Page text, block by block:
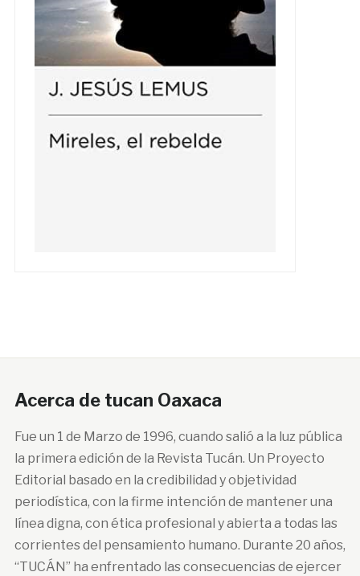
Acerca de tucan Oaxaca
Fue un 1 de Marzo de 1996, cuando salió a la luz pública
la primera edición de la Revista Tucán. Un Proyecto
Editorial basado en la credibilidad y objetividad
periodística, con la firme intención de mantener una
línea digna, con ética profesional y abierta a todas las
corrientes del pensamiento humano. Durante 20 años,
“TUCÁN” ha enfrentado las consecuencias de ejercer